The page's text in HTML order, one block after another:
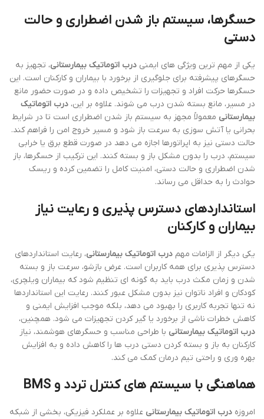
حسگرها، سیستم باز شدن اضطراری و حالت
دستی
یکی از مهم ترین ویژگی های ایمنی درب اتوماتیک بیمارستانی، تجهیز به
حسگرهای پیشرفته برای جلوگیری از برخورد با بیماران و کارکنان است. این
حسگرها حرکت افراد و تجهیزات را تشخیص داده و در صورت حضور مانع
در مسیر، مانع بسته شدن درب می شوند. علاوه بر این، درب اتوماتیک
بیمارستانی معمولاً مجهز به سیستم باز شدن اضطراری است تا در شرایط
بحرانی یا آتش سوزی به سرعت باز شود و مسیر خروج امن را فراهم کند.
حالت دستی نیز به اپراتورها اجازه می دهد در صورت قطع برق یا خرابی
سیستم، درب را بدون مشکل باز و بسته کنند. این ترکیب از حسگرها، باز
شدن اضطراری و حالت دستی، امنیت کامل را تضمین کرده و ریسک
حوادث را به حداقل می رساند.
استانداردهای دسترس پذیری و رعایت نیاز
بیماران و کارکنان
یکی دیگر از الزامات مهم درب اتوماتیک بیمارستانی، رعایت استانداردهای
دسترس پذیری برای همه کاربران است. عرض بازشو، سرعت باز و بسته
شدن و زمان مکث درب باید به گونه ای تنظیم شود که بیماران ویلچری،
کودکان و افراد ناتوان نیز بدون مشکل عبور کنند. رعایت این استانداردها
نه تنها تجربه کاربری را بهبود می دهد، بلکه موجب افزایش ایمنی و
کاهش خطرات ناشی از برخورد یا گیر کردن تجهیزات می شود. همچنین،
درب اتوماتیک بیمارستانی با طراحی مناسب و حسگرهای هوشمند، نیاز
کارکنان به باز و بسته کردن دستی درب ها را کاهش داده و به افزایش
بهره وری و راحتی تیم درمان کمک می کند.
هماهنگی با سیستم های کنترل تردد و BMS
امروزه درب اتوماتیک بیمارستانی علاوه بر عملکرد فیزیکی، بخشی از شبکه